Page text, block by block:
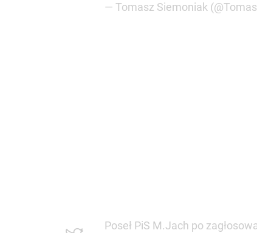
— Tomasz Siemoniak
Poseł PiS M.Jach po